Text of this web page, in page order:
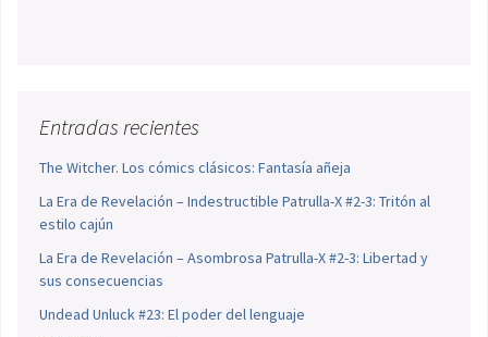
Entradas recientes
The Witcher. Los cómics clásicos: Fantasía añeja
La Era de Revelación – Indestructible Patrulla-X #2-3: Tritón al
estilo cajún
La Era de Revelación – Asombrosa Patrulla-X #2-3: Libertad y
sus consecuencias
Undead Unluck #23: El poder del lenguaje